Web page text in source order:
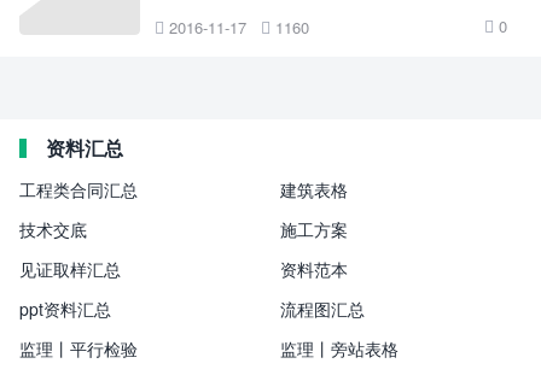
 2016-11-17  1160  0
资料汇总
工程类合同汇总
建筑表格
技术交底
施工方案
见证取样汇总
资料范本
ppt资料汇总
流程图汇总
监理丨平行检验
监理丨旁站表格